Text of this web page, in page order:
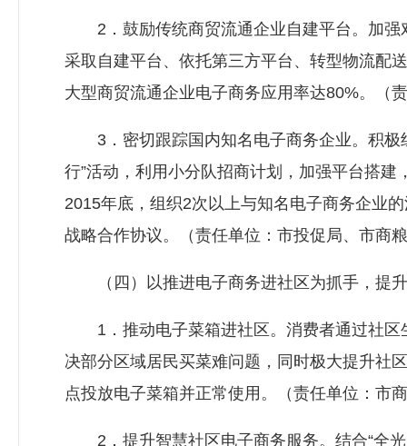
2．鼓励传统商贸流通企业自建平台。加强
采取自建平台、依托第三方平台、转型物流配
大型商贸流通企业电子商务应用率达80%。（
3．密切跟踪国内知名电子商务企业。积极
行”活动，利用小分队招商计划，加强平台搭
2015年底，组织2次以上与知名电子商务企业
战略合作协议。（责任单位：市投促局、市商
（四）以推进电子商务进社区为抓手，提
1．推动电子菜箱进社区。消费者通过社区
决部分区域居民买菜难问题，同时极大提升社
点投放电子菜箱并正常使用。（责任单位：市
2．提升智慧社区电子商务服务。结合“全光